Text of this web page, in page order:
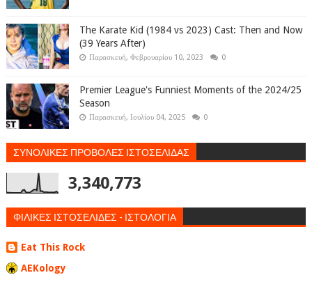
The Karate Kid (1984 vs 2023) Cast: Then and Now
(39 Years After)
Παρασκευή, Φεβρουαρίου 10, 2023 0
Premier League's Funniest Moments of the 2024/25
Season
Παρασκευή, Ιουλίου 04, 2025 0
ΣΥΝΟΛΙΚΕΣ ΠΡΟΒΟΛΕΣ ΙΣΤΟΣΕΛΙΔΑΣ
3,340,773
ΦΙΛΙΚΕΣ ΙΣΤΟΣΕΛΙΔΕΣ - ΙΣΤΟΛΟΓΙΑ
Eat This Rock
AEKology